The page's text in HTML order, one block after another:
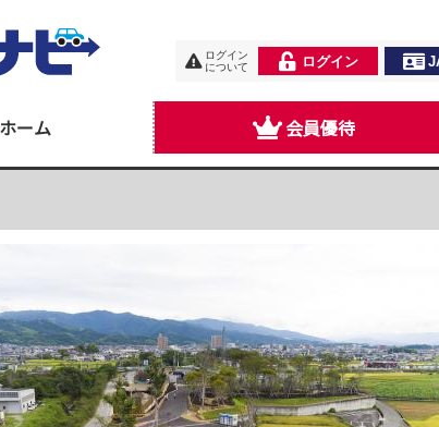
ログイン
について
ログイン
ホーム 会員優待